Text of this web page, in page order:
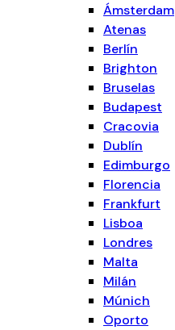
Ámsterdam
Atenas
Berlín
Brighton
Bruselas
Budapest
Cracovia
Dublín
Edimburgo
Florencia
Frankfurt
Lisboa
Londres
Malta
Milán
Múnich
Oporto